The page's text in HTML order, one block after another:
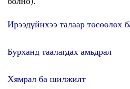
Ирээдүйнхээ талаар төсөөлөх
Бурханд таалагдах амьдрал
Хямрал ба шилжилт